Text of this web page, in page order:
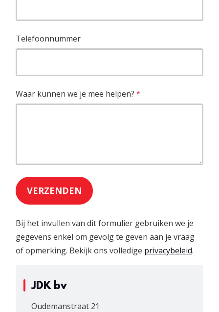
Telefoonnummer
Waar kunnen we je mee helpen? *
VERZENDEN
Bij het invullen van dit formulier gebruiken we je
gegevens enkel om gevolg te geven aan je vraag
of opmerking. Bekijk ons volledige privacybeleid.
JDK bv
Oudemanstraat 21